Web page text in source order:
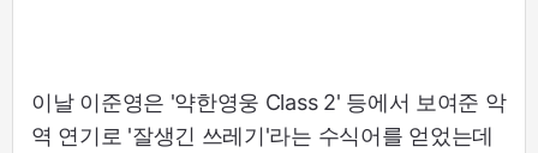
이날 이준영은 '약한영웅 Class 2' 등에서 보여준 악
역 연기로 '잘생긴 쓰레기'라는 수식어를 얻었는데